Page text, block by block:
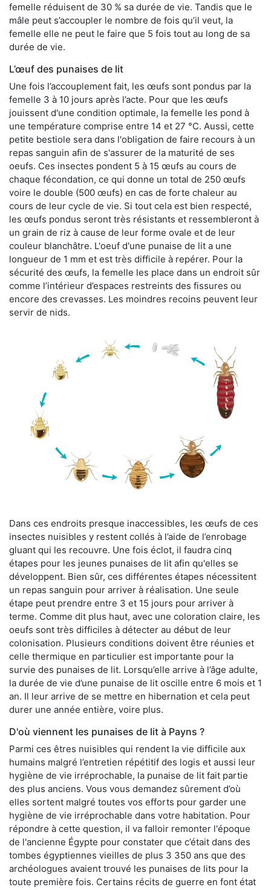
femelle réduisent de 30 % sa durée de vie. Tandis que le
mâle peut s’accoupler le nombre de fois qu’il veut, la
femelle elle ne peut le faire que 5 fois tout au long de sa
durée de vie.
L’œuf des punaises de lit
Une fois l’accouplement fait, les œufs sont pondus par la
femelle 3 à 10 jours après l’acte. Pour que les œufs
jouissent d'une condition optimale, la femelle les pond à
une température comprise entre 14 et 27 °C. Aussi, cette
petite bestiole sera dans l'obligation de faire recours à un
repas sanguin afin de s'assurer de la maturité de ses
oeufs. Ces insectes pondent 5 à 15 œufs au cours de
chaque fécondation, ce qui donne un total de 250 œufs
voire le double (500 œufs) en cas de forte chaleur au
cours de leur cycle de vie. Si tout cela est bien respecté,
les œufs pondus seront très résistants et ressembleront à
un grain de riz à cause de leur forme ovale et de leur
couleur blanchâtre. L'oeuf d'une punaise de lit a une
longueur de 1 mm et est très difficile à repérer. Pour la
sécurité des œufs, la femelle les place dans un endroit sûr
comme l’intérieur d’espaces restreints des fissures ou
encore des crevasses. Les moindres recoins peuvent leur
servir de nids.
Dans ces endroits presque inaccessibles, les œufs de ces
insectes nuisibles y restent collés à l’aide de l’enrobage
gluant qui les recouvre. Une fois éclot, il faudra cinq
étapes pour les jeunes punaises de lit afin qu'elles se
développent. Bien sûr, ces différentes étapes nécessitent
un repas sanguin pour arriver à réalisation. Une seule
étape peut prendre entre 3 et 15 jours pour arriver à
terme. Comme dit plus haut, avec une coloration claire, les
oeufs sont très difficiles à détecter au début de leur
colonisation. Plusieurs conditions doivent être réunies et
celle thermique en particulier est importante pour la
survie des punaises de lit. Lorsqu’elle arrive à l’âge adulte,
la durée de vie d’une punaise de lit oscille entre 6 mois et 1
an. Il leur arrive de se mettre en hibernation et cela peut
durer une année entière, voire plus.
D'où viennent les punaises de lit à Payns ?
Parmi ces êtres nuisibles qui rendent la vie difficile aux
humains malgré l’entretien répétitif des logis et aussi leur
hygiène de vie irréprochable, la punaise de lit fait partie
des plus anciens. Vous vous demandez sûrement d’où
elles sortent malgré toutes vos efforts pour garder une
hygiène de vie irréprochable dans votre habitation. Pour
répondre à cette question, il va falloir remonter l'époque
de l'ancienne Égypte pour constater que c’était dans des
tombes égyptiennes vieilles de plus 3 350 ans que des
archéologues avaient trouvé les punaises de lits pour la
toute première fois. Certains récits de guerre en font état